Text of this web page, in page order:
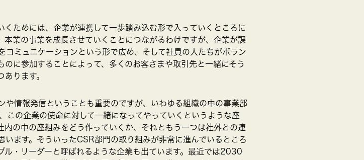
ためには、企業が連携して一歩踏み込む形で入っていくところに
業の事業を成長させていくことにつながるわけですが、企業が課
ミュニケーションという形で広め、そして社員の人たちがボラン
に参加することによって、多くのお客さまや取引先と一緒にそう
ります。
や情報発信ということも重要のですが、いわゆる組織の中の事業部
この企業の使命に対して一緒になってやっていくというような座
の中の座組みをどう作っていくか、それともう一つは社外との連
ます。そういったCSR部門の取り組みが非常に進んでいるところ
ル・リーダーと呼ばれるような企業も出ています。最近では2030